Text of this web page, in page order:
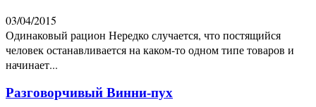
03/04/2015
Одинаковый рацион Нередко случается, что постящийся
человек останавливается на каком-то одном типе товаров и
начинает...
Разговорчивый Винни-пух